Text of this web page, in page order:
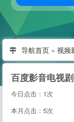
导航首页 » 视频
今日点击：1次
本月点击：5次